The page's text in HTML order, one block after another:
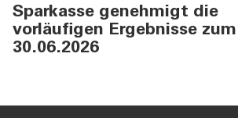
Sparkasse genehmigt die
vorläufigen Ergebnisse zum
30.06.2026